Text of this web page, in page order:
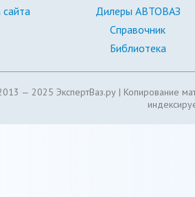
сайта
Дилеры АВТОВАЗ
Справочник
Библиотека
— 2025 ЭкспертВаз.ру | Копирование